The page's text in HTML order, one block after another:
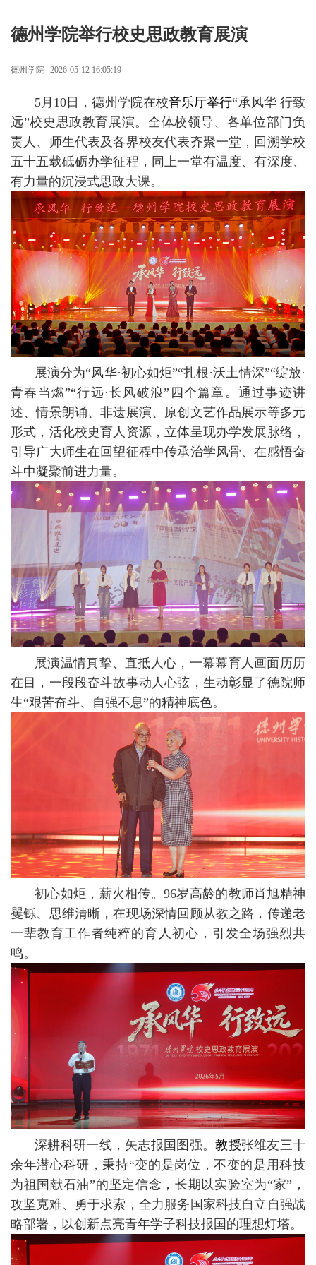
​德州学院举行校史思政教育展演
德州学院 2026-05-12 16:05:19
5月10日，德州学院在校音乐厅举行“承风华 行致
远”校史思政教育展演。全体校领导、各单位部门负
责人、师生代表及各界校友代表齐聚一堂，回溯学校
五十五载砥砺办学征程，同上一堂有温度、有深度、
有力量的沉浸式思政大课。
展演分为“风华·初心如炬”“扎根·沃土情深”“绽放·
青春当燃”“行远·长风破浪”四个篇章。通过事迹讲
述、情景朗诵、非遗展演、原创文艺作品展示等多元
形式，活化校史育人资源，立体呈现办学发展脉络，
引导广大师生在回望征程中传承治学风骨、在感悟奋
斗中凝聚前进力量。
展演温情真挚、直抵人心，一幕幕育人画面历历
在目，一段段奋斗故事动人心弦，生动彰显了德院师
生“艰苦奋斗、自强不息”的精神底色。
初心如炬，薪火相传。96岁高龄的教师肖旭精神
矍铄、思维清晰，在现场深情回顾从教之路，传递老
一辈教育工作者纯粹的育人初心，引发全场强烈共
鸣。
深耕科研一线，矢志报国图强。教授张维友三十
余年潜心科研，秉持“变的是岗位，不变的是用科技
为祖国献石油”的坚定信念，长期以实验室为“家”，
攻坚克难、勇于求索，全力服务国家科技自立自强战
略部署，以创新点亮青年学子科技报国的理想灯塔。